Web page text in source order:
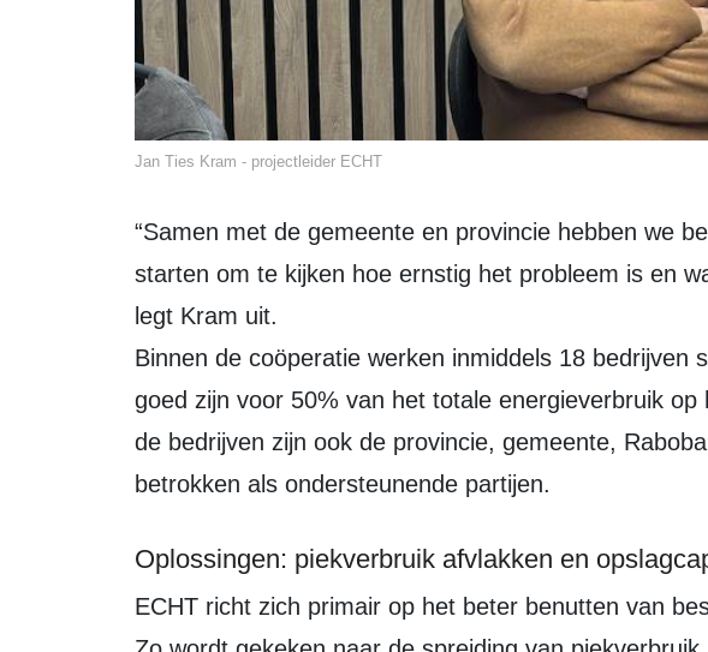
Jan Ties Kram - projectleider ECHT
“Samen met de gemeente en provincie hebben we besloten om een pilot te
starten om te kijken hoe ernstig het probleem is en
legt Kram uit.
Binnen de coöperatie werken inmiddels 18 bedrijven
goed zijn voor 50% van het totale energieverbruik
de bedrijven zijn ook de provincie, gemeente,
betrokken als ondersteunende partijen.
Oplossingen: piekverbruik afvlakken en
ECHT richt zich primair op het beter benutten van bestaande energiecapaciteit.